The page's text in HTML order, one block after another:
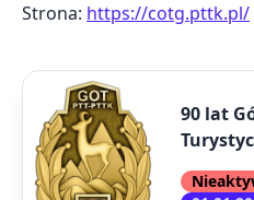
Strona: https://cotg.pttk.pl/
90 lat